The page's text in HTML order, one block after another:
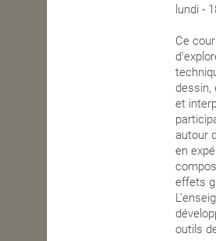
lundi -
Ce
dessin,
et
autour
en
effets
outils